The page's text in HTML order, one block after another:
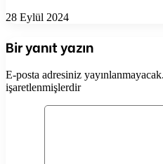
28 Eylül 2024
Bir yanıt yazın
E-posta adresiniz yayınlanmayacak.
işaretlenmişlerdir